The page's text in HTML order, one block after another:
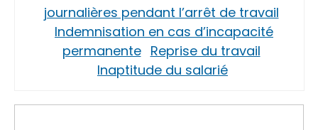
journalières pendant l’arrêt de travail
Indemnisation en cas d’incapacité
permanente Reprise du travail
Inaptitude du salarié